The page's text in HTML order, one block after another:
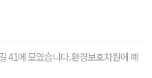
41에 모였습니다.환경보호차원에 폐